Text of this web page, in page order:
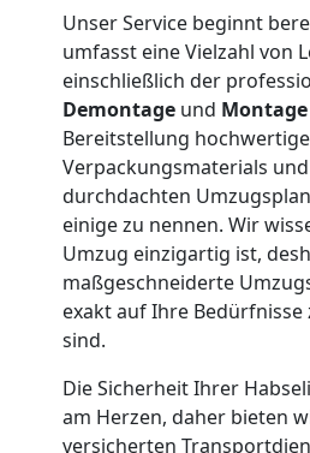
Unser Service beginnt
umfasst eine Vielzahl von
einschließlich der
Demontage und Montage
Bereitstellung
Verpackungsmaterials
durchdachten
einige zu nennen. Wir
Umzug einzigartig ist,
maßgeschneiderte
exakt auf Ihre
sind.
Die Sicherheit Ihrer
am Herzen, daher bieten
versicherten
Möbeltaxi
Wolfsberg
Kleintransport
Wolfsberg
Wolfsberg